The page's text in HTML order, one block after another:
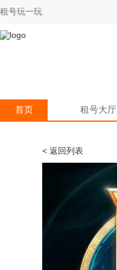
租号玩一玩
首页 租号大厅
< 返回列表